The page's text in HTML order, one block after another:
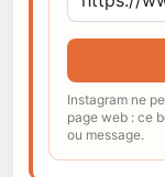
Instagram ne
page web : ce
ou message.